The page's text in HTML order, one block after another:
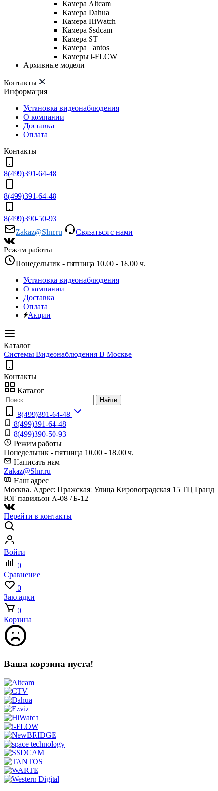
Камера Altcam
Камера Dahua
Камера HiWatch
Камера Ssdcam
Камера ST
Камера Tantos
Камеры i-FLOW
Архивные модели
Контакты
Информация
Установка видеонаблюдения
О компании
Доставка
Оплата
Контакты
8(499)391-64-48
8(499)391-64-48
8(499)390-50-93
Zakaz@Slnr.ru
Связаться с нами
Режим работы
Понедельник - пятница 10.00 - 18.00 ч.
Установка видеонаблюдения
О компании
Доставка
Оплата
Акции
Каталог
Системы Видеонаблюдения В Москве
Контакты
Каталог
Найти
8(499)391-64-48
8(499)391-64-48
8(499)390-50-93
Режим работы
Понедельник - пятница 10.00 - 18.00 ч.
Написать нам
Zakaz@Slnr.ru
Наш адрес
Москва. Адрес: Пражская: Улица Кировоградская 15 ТЦ Гранд
ЮГ павильон А-08 / Б-12
Перейти в контакты
Войти
0
Сравнение
0
Закладки
0
Корзина
Ваша корзина пуста!